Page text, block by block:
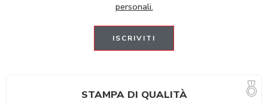
personali.
STAMPA DI QUALITÀ